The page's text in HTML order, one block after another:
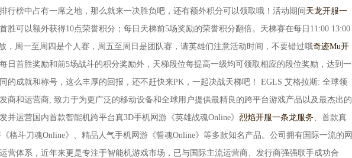
行榜中占有一席之地，那么就来一决胜负吧，还有额外积分可以领取哦！活动期间 天龙开服一
胜可以额外获得10点荣誉积分；每日天梯前5场奖励的荣誉积分翻倍。天梯赛在每日11:00 13:00
，周一至周四是个人赛，周五至周日是团队赛，请英雄们注意活动时间，不要错过哦奇迹Mu开
日首胜奖励和前5场战斗的积分奖励外，天梯段位每提高一级均可领取相应的段位奖励，达到一
的成就和称号，这么丰厚的回报，还不赶快来PK，一起决战天梯吧！ EGLS 艾格拉斯: 全球领
商和运营商, 致力于为更广泛的移动设备和全球用户提供最精良的跨平台游戏产品以及最杰出的
并运营国内首款智能机跨平台真3D手机网游《英雄战魂Online》 烈焰开服一条龙服务、首款真
格斗刀魂Online》、精品人气手机网游《誓魂Online》等多款知名产品。公司拥有国际一流的网
营体系，近年来更是专注于智能机游戏市场，已与国际主流运营商、发行商强强联手成功合